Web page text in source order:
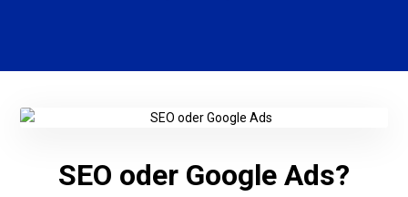
SEO oder Google Ads?